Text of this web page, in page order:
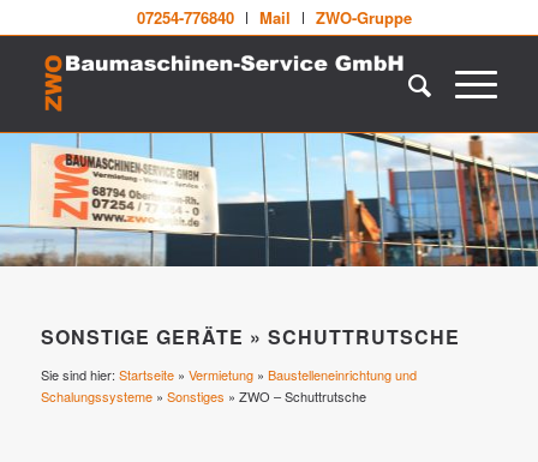
07254-776840 Mail ZWO-Gruppe
SONSTIGE GERÄTE » SCHUTTRUTSCHE
Sie sind hier: Startseite» Vermietung» Baustelleneinrichtung und
Schalungssysteme» Sonstiges » ZWO – Schuttrutsche